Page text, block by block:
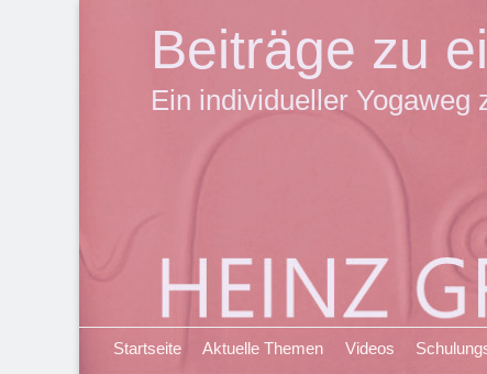
Beiträge zu
Ein individueller Yogaweg
Primäres Menü
ZumStartseite Aktuelle Themen Videos